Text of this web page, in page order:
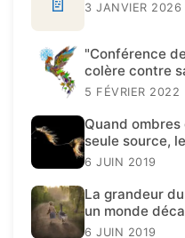
3 JANVIER 2026
"Conférence
colère contre
5 FÉVRIER 2022
Quand
seule source,
présent.
6 JUIN 2019
La grandeur
un monde
6 JUIN 2019